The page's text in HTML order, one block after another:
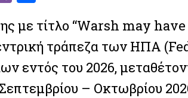
EmailGmail
ViberShare
er ar
e
με τίτλο “Warsh may
τράπεζα των ΗΠΑ
εντός του 2026,
– Οκτωβρίου